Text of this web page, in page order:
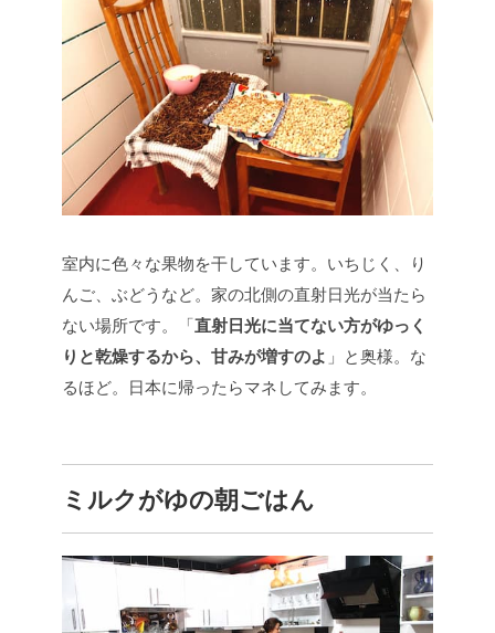
室内に色々な果物を干しています。いちじく、り
んご、ぶどうなど。家の北側の直射日光が当たら
ない場所です。「直射日光に当てない方がゆっく
りと乾燥するから、甘みが増すのよ 」と奥様。な
るほど。日本に帰ったらマネしてみます。
ミルクがゆの朝ごはん